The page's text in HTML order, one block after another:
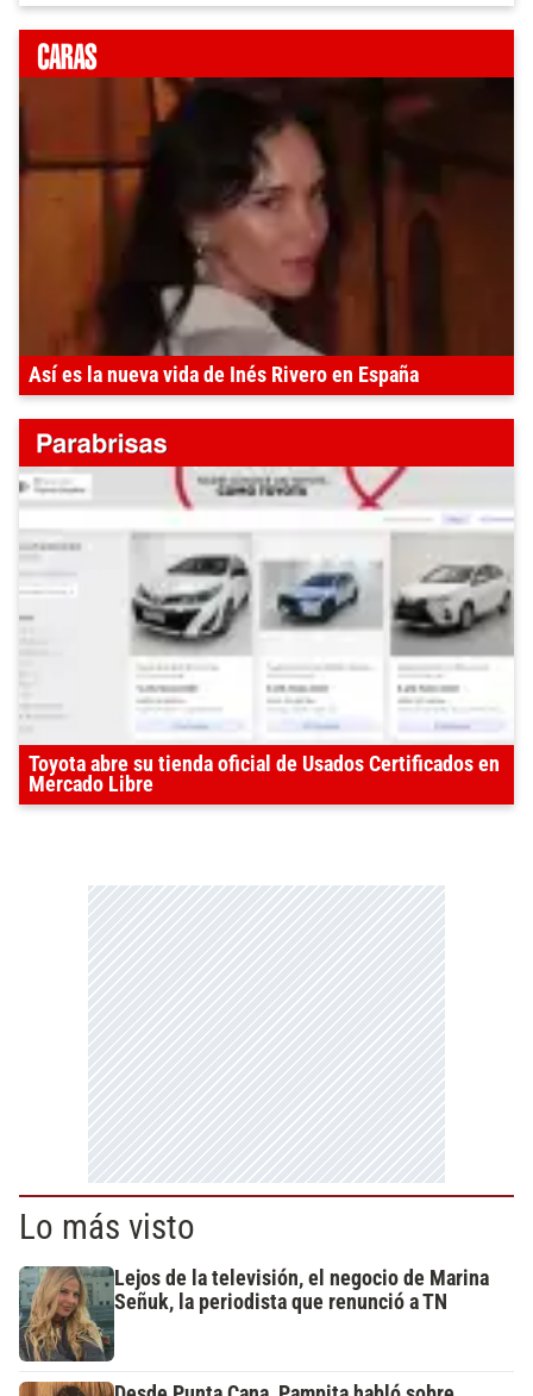
Así es la nueva vida de Inés Rivero en España
Toyota abre su tienda oficial de Usados Certificados en
Mercado Libre
Lo más visto
Lejos de la televisión, el negocio de Marina
Señuk, la periodista que renunció a TN